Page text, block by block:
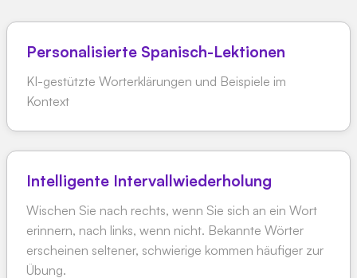
Personalisierte Spanisch-Lektionen
KI-gestützte Worterklärungen und Beispiele im
Kontext
Intelligente Intervallwiederholung
Wischen Sie nach rechts, wenn Sie sich an ein Wort
erinnern, nach links, wenn nicht. Bekannte Wörter
erscheinen seltener, schwierige kommen häufiger zur
Übung.